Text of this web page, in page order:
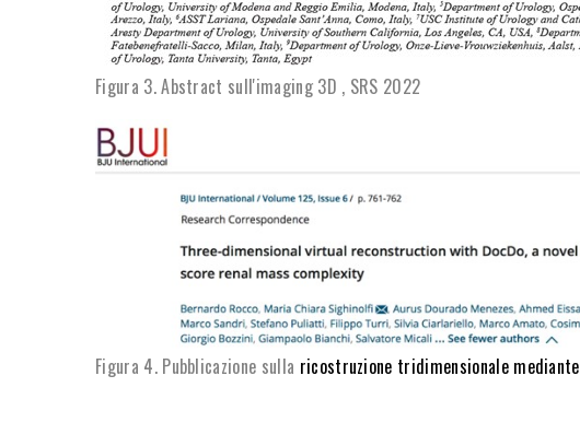
Figura 3. Abstract sull'imaging 3D , SRS 2022
Figura 4. Pubblicazione sulla ricostruzione tridimensionale